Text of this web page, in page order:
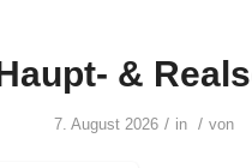
&
7. August 2026 / in / von